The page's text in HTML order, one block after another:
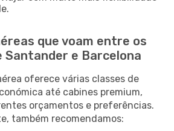
que voam entre os
e Barcelona
oferece várias classes de
até cabines premium,
orçamentos e preferências.
também recomendamos: